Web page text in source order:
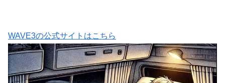
WAVE3の公式サイトはこちら